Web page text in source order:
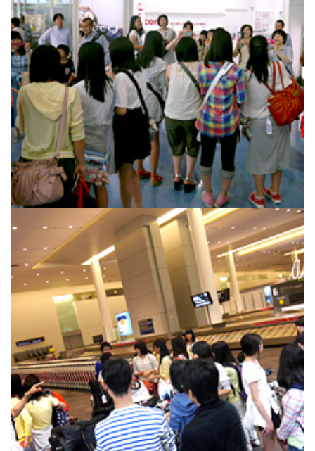
生徒の表彰
いじめ防止対策
ADMISSION
入試・入学案内
入試日程・出願資格
入試要項・出願書類
学校説明会
公開行事の紹介
入学金・学費
入試結果
入学試験問題
海外に住む中学生の方へ
スクールガイド
上級学校訪問
中学校の先生方へ
志願者速報
合格者発表
よくあるご質問
INFORMATION
総合案内
ニュース・トピックス一覧
お問い合わせ
キャンパスマップ